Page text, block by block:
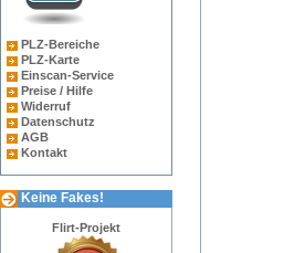
PLZ-Bereiche
PLZ-Karte
Einscan-Service
Preise / Hilfe
Widerruf
Datenschutz
AGB
Kontakt
Keine Fakes!
Flirt-Projekt